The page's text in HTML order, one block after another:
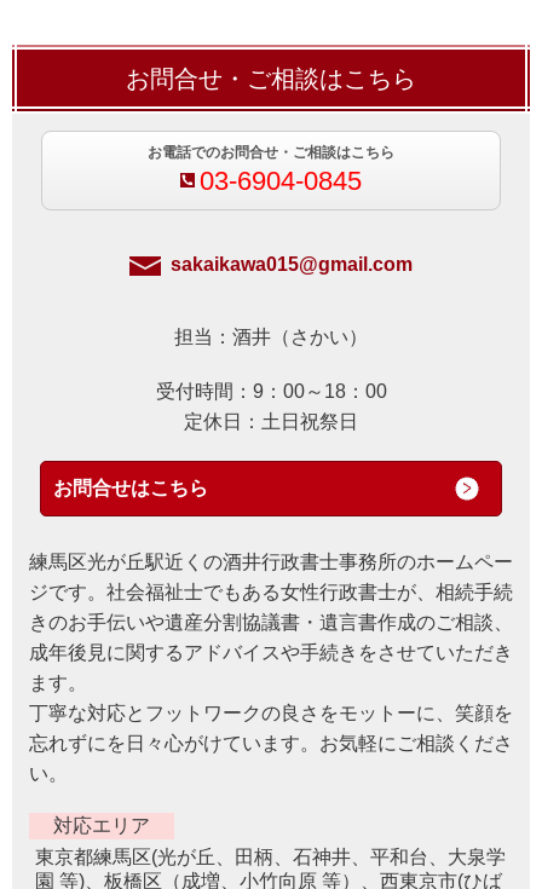
お問合せ・ご相談はこちら
お電話でのお問合せ・ご相談はこちら
03-6904-0845
sakaikawa015@gmail.com
担当：酒井（さかい）
受付時間：9：00～18：00
定休日：土日祝祭日
お問合せはこちら
練馬区光が丘駅近くの酒井行政書士事務所のホームペー
ジです。社会福祉士でもある女性行政書士が、相続手続
きのお手伝いや遺産分割協議書・遺言書作成のご相談、
成年後見に関するアドバイスや手続きをさせていただき
ます。
丁寧な対応とフットワークの良さをモットーに、笑顔を
忘れずにを日々心がけています。お気軽にご相談くださ
い。
対応エリア
東京都練馬区(光が丘、田柄、石神井、平和台、大泉学
園 等)、板橋区（成増、小竹向原 等）、西東京市(ひば